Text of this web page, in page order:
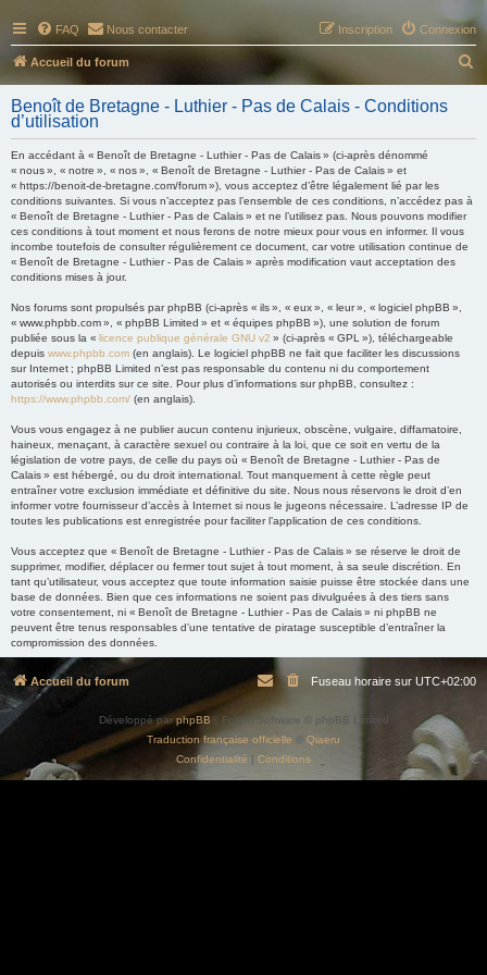
FAQ Nous contacter Connexion
Inscription
Accueil du forum
e
h
Benoît de Bretagne - Luthier - Pas de Calais - Conditions
d’utilisation
En accédant à « Benoît de Bretagne - Luthier - Pas de Calais » (ci-après dénommé
« nous », « notre », « nos », « Benoît de Bretagne - Luthier - Pas de Calais » et
« https://benoit-de-bretagne.com/forum »), vous acceptez d’être légalement lié par les
conditions suivantes. Si vous n’acceptez pas l’ensemble de ces conditions, n’accédez pas à
« Benoît de Bretagne - Luthier - Pas de Calais » et ne l’utilisez pas. Nous pouvons modifier
ces conditions à tout moment et nous ferons de notre mieux pour vous en informer. Il vous
incombe toutefois de consulter régulièrement ce document, car votre utilisation continue de
« Benoît de Bretagne - Luthier - Pas de Calais » après modification vaut acceptation des
conditions mises à jour.
Nos forums sont propulsés par phpBB (ci-après « ils », « eux », « leur », « logiciel phpBB »,
« www.phpbb.com », « phpBB Limited » et « équipes phpBB »), une solution de forum
publiée sous la « licence publique générale GNU v2 » (ci-après « GPL »), téléchargeable
depuis www.phpbb.com (en anglais). Le logiciel phpBB ne fait que faciliter les discussions
sur Internet ; phpBB Limited n’est pas responsable du contenu ni du comportement
autorisés ou interdits sur ce site. Pour plus d’informations sur phpBB, consultez :
https://www.phpbb.com/ (en anglais).
Vous vous engagez à ne publier aucun contenu injurieux, obscène, vulgaire, diffamatoire,
haineux, menaçant, à caractère sexuel ou contraire à la loi, que ce soit en vertu de la
législation de votre pays, de celle du pays où « Benoît de Bretagne - Luthier - Pas de
Calais » est hébergé, ou du droit international. Tout manquement à cette règle peut
entraîner votre exclusion immédiate et définitive du site. Nous nous réservons le droit d’en
informer votre fournisseur d’accès à Internet si nous le jugeons nécessaire. L’adresse IP de
toutes les publications est enregistrée pour faciliter l’application de ces conditions.
Vous acceptez que « Benoît de Bretagne - Luthier - Pas de Calais » se réserve le droit de
supprimer, modifier, déplacer ou fermer tout sujet à tout moment, à sa seule discrétion. En
tant qu’utilisateur, vous acceptez que toute information saisie puisse être stockée dans une
base de données. Bien que ces informations ne soient pas divulguées à des tiers sans
votre consentement, ni « Benoît de Bretagne - Luthier - Pas de Calais » ni phpBB ne
peuvent être tenus responsables d’une tentative de piratage susceptible d’entraîner la
compromission des données.
Accueil du forum Fuseau horaire sur UTC+02:00
Développé par phpBB® Forum Software © phpBB Limited
Traduction française officielle © Qiaeru
Confidentialité | Conditions